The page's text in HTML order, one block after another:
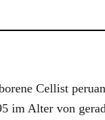
Cellist
im Alter von